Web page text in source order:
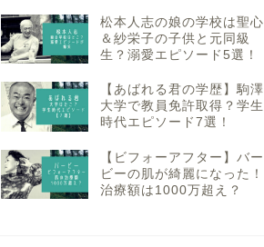
松本人志の娘の学校は聖心
＆紗栄子の子供と元同級
生？溺愛エピソード5選！
【あばれる君の学歴】駒澤
大学で教員免許取得？学生
時代エピソード7選！
【ビフォーアフター】バー
ビーの肌が綺麗になった！
治療額は1000万超え？